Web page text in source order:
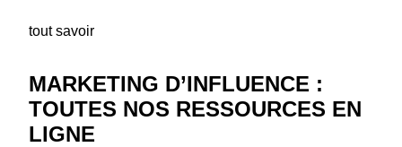
tout savoir
MARKETING D’INFLUENCE :
TOUTES NOS RESSOURCES EN
LIGNE